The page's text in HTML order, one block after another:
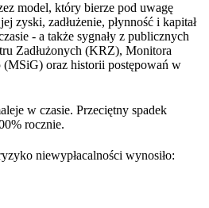
model, który bierze pod uwagę
zyski, zadłużenie, płynność i kapitał
- a także sygnały z publicznych
Zadłużonych (KRZ), Monitora
(MSiG) oraz historii postępowań w
w czasie. Przeciętny spadek
rocznie.
niewypłacalności wynosiło: